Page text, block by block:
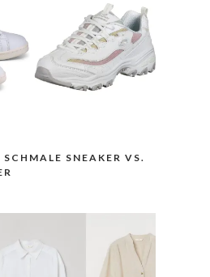
SNEAKER VS.